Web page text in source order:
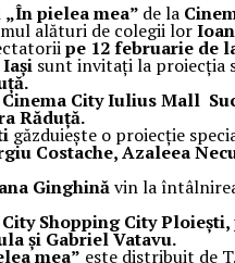
„În pielea mea” de la
alături de colegii lor
pe 12 februarie de
Iași sunt invitați la proiecția
City Iulius Mall
Răduță.
găzduiește o proiecție
Costache, Azaleea
Ginghinăvin la
Shopping City
și Gabriel Vatavu.
mea” este distribuit de